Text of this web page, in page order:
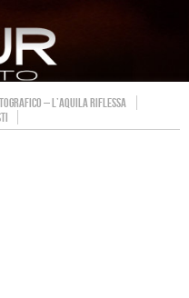
– L’AQUILA RIFLESSA